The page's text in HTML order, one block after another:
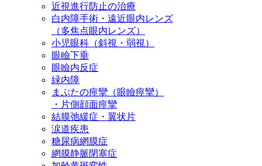
近視進行防止の治療
白内障手術・遠近眼内レンズ
（多焦点眼内レンズ）
小児眼科（斜視・弱視）
眼瞼下垂
眼瞼内反症
緑内障
まぶたの痙攣（眼瞼痙攣）
・片側顔面痙攣
結膜弛緩症・翼状片
涙道疾患
糖尿病網膜症
網膜静脈閉塞症